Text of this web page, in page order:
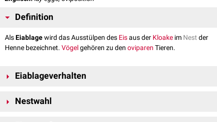
Definition
AlsEiablagewird das Ausstülpen des Eisaus der Kloake im Nest der
Henne bezeichnet. Vögelgehören zu den oviparen Tieren.
Eiablageverhalten
Die Bankivahenne sucht vor der Eiablage ein geeignetes Nest an einer
Nestwahl